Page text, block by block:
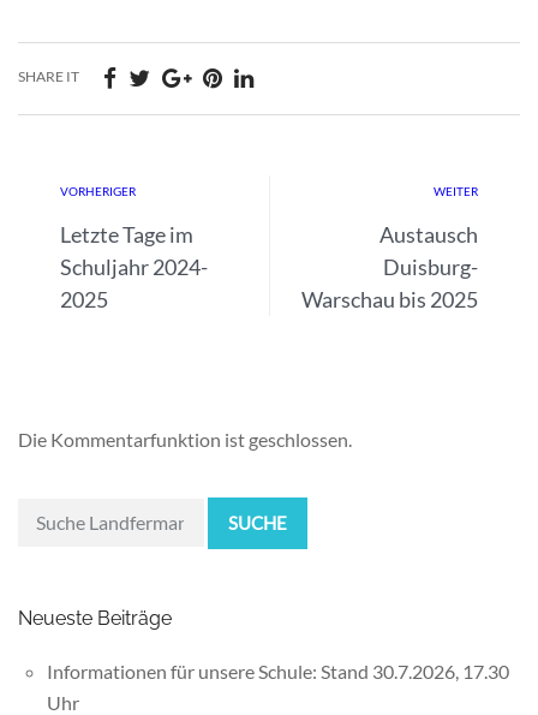
SHARE IT
VORHERIGER
Letzte Tage im
Schuljahr 2024-
2025
WEITER
Austausch
Duisburg-
Warschau bis 2025
Die Kommentarfunktion ist geschlossen.
SUCHE
Neueste Beiträge
Informationen für unsere Schule: Stand 30.7.2026, 17.30
Uhr